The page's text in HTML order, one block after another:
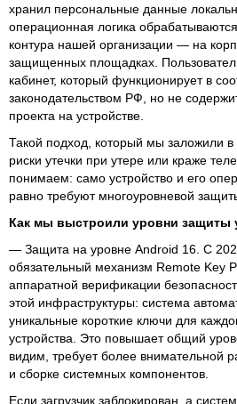
хранил персональные данные
операционная логика
контура нашей организации — на
защищенных площадках.
кабинет, который функционирует в
законодательством РФ, но не
проекта на устройстве.
Такой подход, который мы заложили в
риски утечки при утере или краже
понимаем: само устройство и его
равно требуют многоуровневой
Как мы выстроили уровни защиты
— Защита на уровне Android 16. С
обязательный механизм Remote Key
аппаратной верификации
этой инфраструктуры: система
уникальные короткие ключи для
устройства. Это повышает общий
видим, требует более внимательной
и сборке системных компонентов.
Если загрузчик заблокирован, а